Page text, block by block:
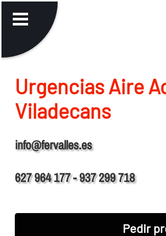
Urgencias Aire
Viladecans
info@fervalles.es
627 964 177 - 937 299 718
Pedir